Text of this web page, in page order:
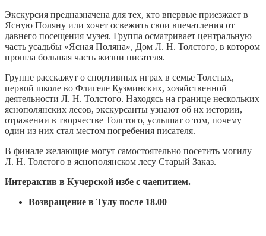
Экскурсия предназначена для тех, кто впервые приезжает в
Ясную Поляну или хочет освежить свои впечатления от
давнего посещения музея. Группа осматривает центральную
часть усадьбы «Ясная Поляна», Дом Л. Н. Толстого, в котором
прошла большая часть жизни писателя.
Группе расскажут о спортивных играх в семье Толстых,
первой школе во Флигеле Кузминских, хозяйственной
деятельности Л. Н. Толстого. Находясь на границе нескольких
яснополянских лесов, экскурсанты узнают об их истории,
отражении в творчестве Толстого, услышат о том, почему
один из них стал местом погребения писателя.
В финале желающие могут самостоятельно посетить могилу
Л. Н. Толстого в яснополянском лесу Старый Заказ.
Интерактив в Кучерской избе с чаепитием.
Возвращение в Тулу после 18.00